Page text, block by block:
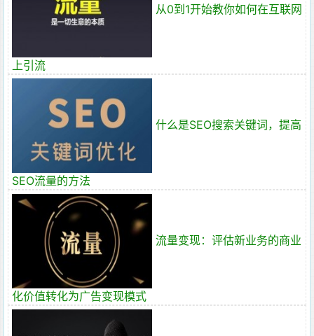
从0到1开始教你如何在互联网
上引流
什么是SEO搜索关键词，提高
SEO流量的方法
流量变现：评估新业务的商业
化价值转化为广告变现模式